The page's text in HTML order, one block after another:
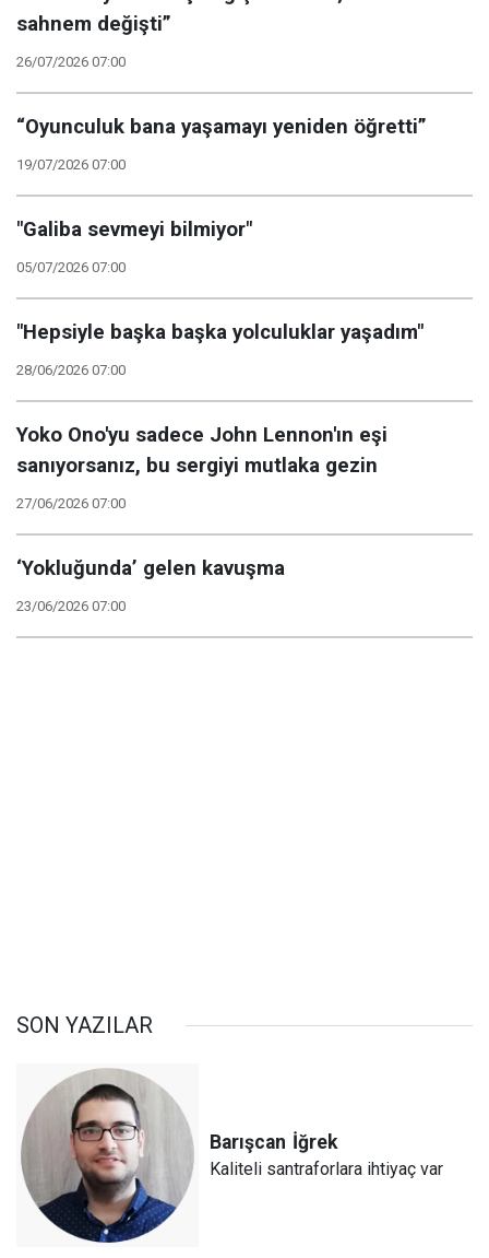
sahnem değişti”
26/07/2026 07:00
“Oyunculuk bana yaşamayı yeniden öğretti”
19/07/2026 07:00
"Galiba sevmeyi bilmiyor"
05/07/2026 07:00
"Hepsiyle başka başka yolculuklar yaşadım"
28/06/2026 07:00
Yoko Ono'yu sadece John Lennon'ın eşi
sanıyorsanız, bu sergiyi mutlaka gezin
27/06/2026 07:00
‘Yokluğunda’ gelen kavuşma
23/06/2026 07:00
SON YAZILAR
Barışcan İğrek
Kaliteli santraforlara ihtiyaç var